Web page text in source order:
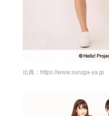
出典： https://www.suruga-ya.jp